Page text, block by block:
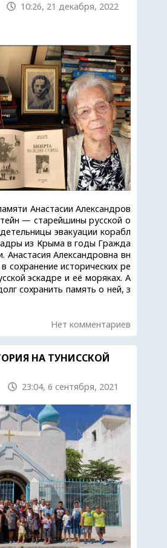
10:26, 21 декабря, 2022
Анастасии Александров
— старейшины русской о
эвакуации корабл
из Крыма в годы Гражда
Анастасия Александровна вн
сохранение исторических ре
эскадре и её моряках. А
сохранить память о ней, з
Нет комментариев
НА ТУНИССКОЙ
23:04, 6 сентября, 2021